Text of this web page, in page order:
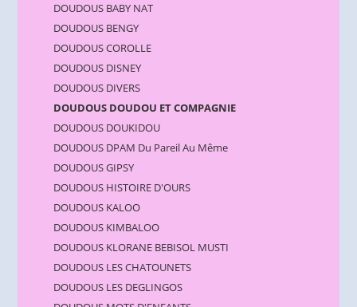
DOUDOUS BABY NAT
DOUDOUS BENGY
DOUDOUS COROLLE
DOUDOUS DISNEY
DOUDOUS DIVERS
DOUDOUS DOUDOU ET COMPAGNIE
DOUDOUS DOUKIDOU
DOUDOUS DPAM Du Pareil Au Même
DOUDOUS GIPSY
DOUDOUS HISTOIRE D'OURS
DOUDOUS KALOO
DOUDOUS KIMBALOO
DOUDOUS KLORANE BEBISOL MUSTI
DOUDOUS LES CHATOUNETS
DOUDOUS LES DEGLINGOS